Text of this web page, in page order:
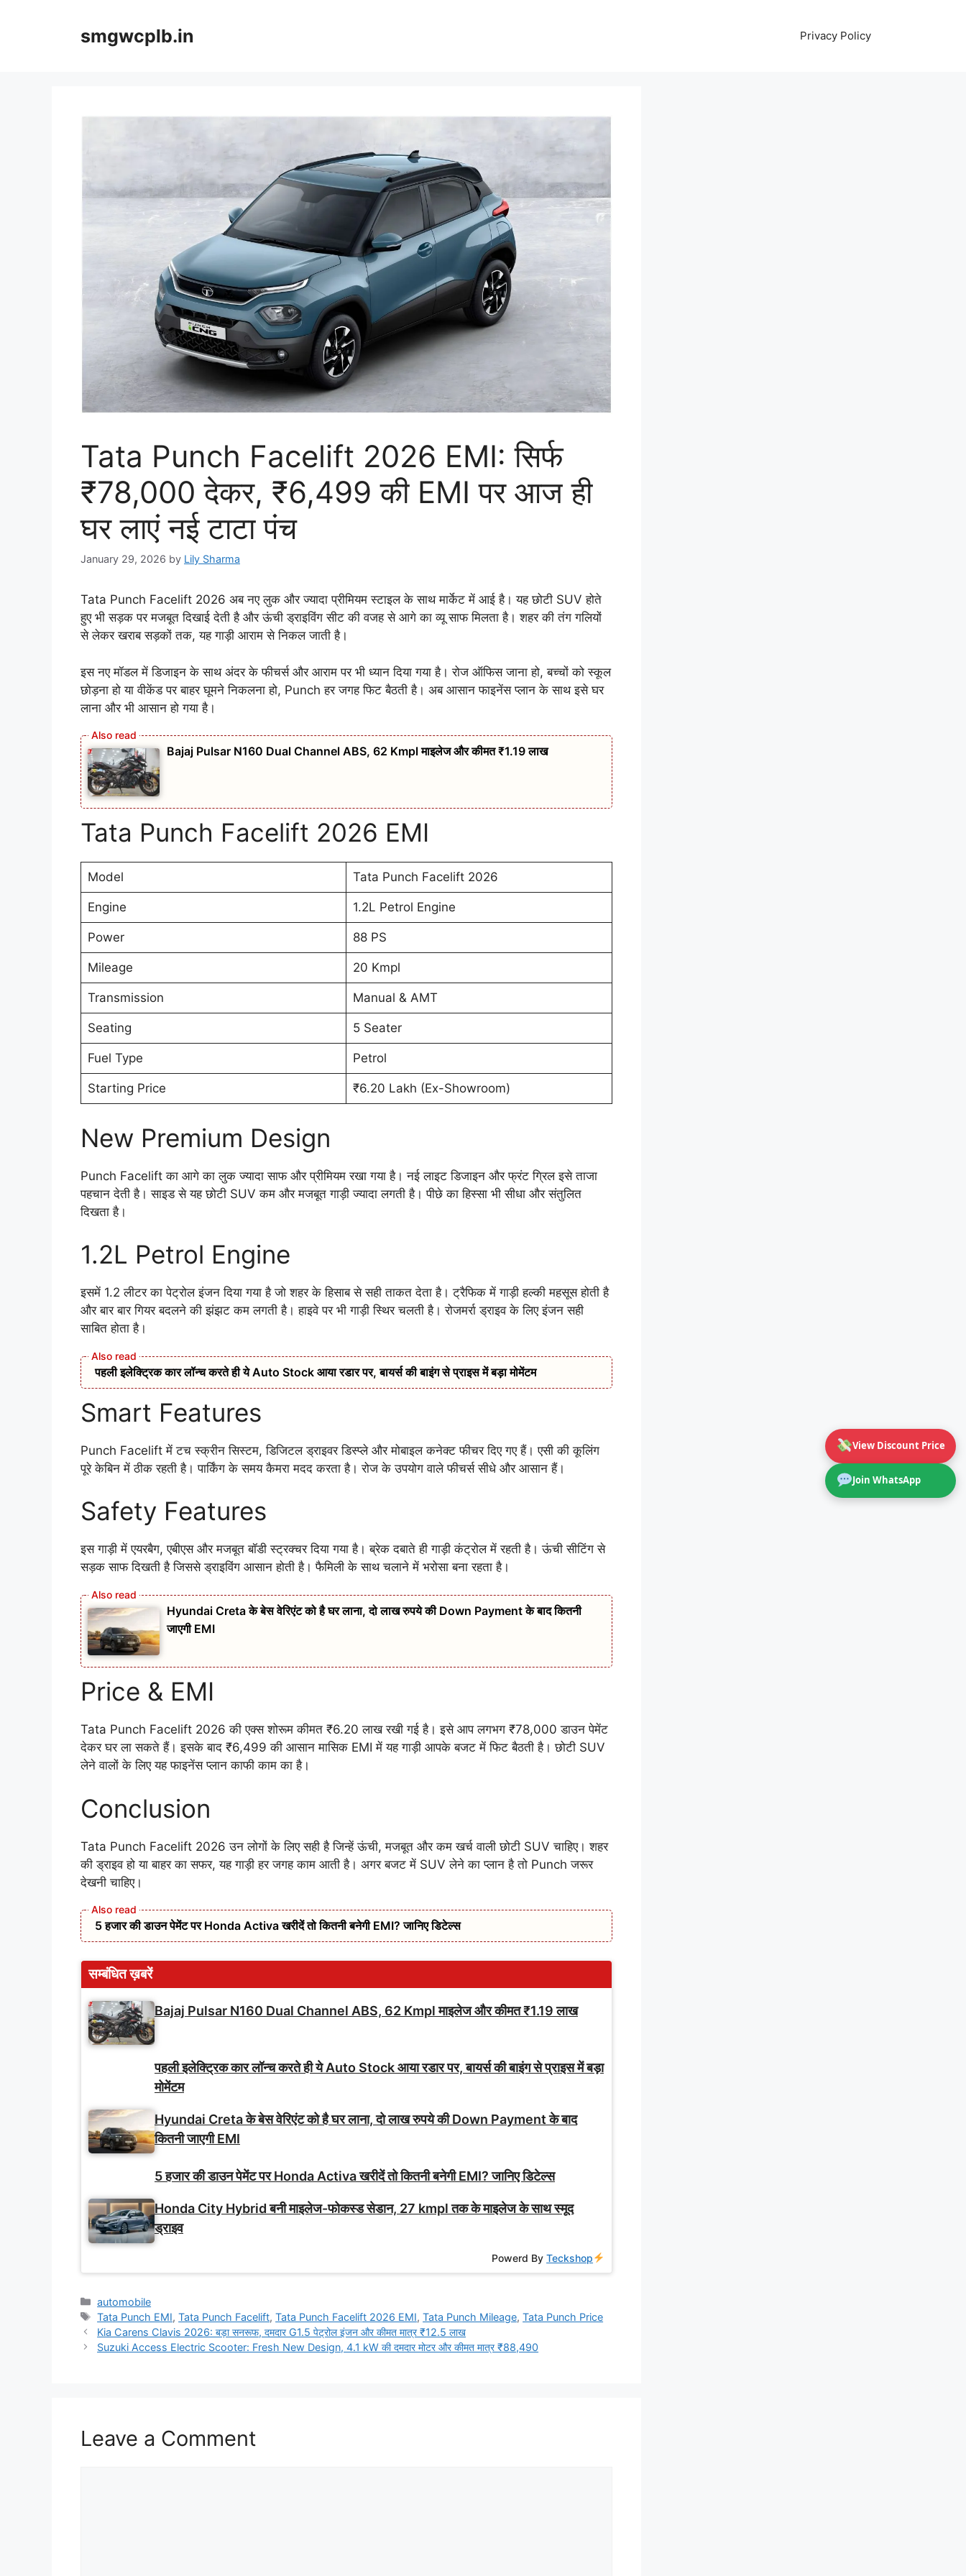
View Discount Price
Join WhatsApp
smgwcplb.in Privacy Policy
Tata Punch Facelift 2026 EMI: सिर्फ
₹78,000 देकर, ₹6,499 की EMI पर आज ही
घर लाएं नई टाटा पंच
January 29, 2026 by Lily Sharma
Tata Punch Facelift 2026 अब नए लुक और ज्यादा प्रीमियम स्टाइल के साथ मार्केट में आई है। यह छोटी SUV होते
हुए भी सड़क पर मजबूत दिखाई देती है और ऊंची ड्राइविंग सीट की वजह से आगे का व्यू साफ मिलता है। शहर की तंग गलियों
से लेकर खराब सड़कों तक, यह गाड़ी आराम से निकल जाती है।
इस नए मॉडल में डिजाइन के साथ अंदर के फीचर्स और आराम पर भी ध्यान दिया गया है। रोज ऑफिस जाना हो, बच्चों को स्कूल
छोड़ना हो या वीकेंड पर बाहर घूमने निकलना हो, Punch हर जगह फिट बैठती है। अब आसान फाइनेंस प्लान के साथ इसे घर
लाना और भी आसान हो गया है।
Bajaj Pulsar N160 Dual Channel ABS, 62 Kmpl माइलेज और कीमत ₹1.19 लाख
Tata Punch Facelift 2026 EMI
Model Tata Punch Facelift 2026
Engine 1.2L Petrol Engine
Power 88 PS
Mileage 20 Kmpl
Transmission Manual & AMT
Seating 5 Seater
Fuel Type Petrol
Starting Price ₹6.20 Lakh (Ex-Showroom)
New Premium Design
Punch Facelift का आगे का लुक ज्यादा साफ और प्रीमियम रखा गया है। नई लाइट डिजाइन और फ्रंट ग्रिल इसे ताजा
पहचान देती है। साइड से यह छोटी SUV कम और मजबूत गाड़ी ज्यादा लगती है। पीछे का हिस्सा भी सीधा और संतुलित
दिखता है।
1.2L Petrol Engine
इसमें 1.2 लीटर का पेट्रोल इंजन दिया गया है जो शहर के हिसाब से सही ताकत देता है। ट्रैफिक में गाड़ी हल्की महसूस होती है
और बार बार गियर बदलने की झंझट कम लगती है। हाइवे पर भी गाड़ी स्थिर चलती है। रोजमर्रा ड्राइव के लिए इंजन सही
साबित होता है।
पहली इलेक्ट्रिक कार लॉन्च करते ही ये Auto Stock आया रडार पर, बायर्स की बाइंग से प्राइस में बड़ा मोमेंटम
Smart Features
Punch Facelift में टच स्क्रीन सिस्टम, डिजिटल ड्राइवर डिस्प्ले और मोबाइल कनेक्ट फीचर दिए गए हैं। एसी की कूलिंग
पूरे केबिन में ठीक रहती है। पार्किंग के समय कैमरा मदद करता है। रोज के उपयोग वाले फीचर्स सीधे और आसान हैं।
Safety Features
इस गाड़ी में एयरबैग, एबीएस और मजबूत बॉडी स्ट्रक्चर दिया गया है। ब्रेक दबाते ही गाड़ी कंट्रोल में रहती है। ऊंची सीटिंग से
सड़क साफ दिखती है जिससे ड्राइविंग आसान होती है। फैमिली के साथ चलाने में भरोसा बना रहता है।
Hyundai Creta के बेस वेरिएंट को है घर लाना, दो लाख रुपये की Down Payment के बाद कितनी
जाएगी EMI
Price & EMI
Tata Punch Facelift 2026 की एक्स शोरूम कीमत ₹6.20 लाख रखी गई है। इसे आप लगभग ₹78,000 डाउन पेमेंट
देकर घर ला सकते हैं। इसके बाद ₹6,499 की आसान मासिक EMI में यह गाड़ी आपके बजट में फिट बैठती है। छोटी SUV
लेने वालों के लिए यह फाइनेंस प्लान काफी काम का है।
Conclusion
Tata Punch Facelift 2026 उन लोगों के लिए सही है जिन्हें ऊंची, मजबूत और कम खर्च वाली छोटी SUV चाहिए। शहर
की ड्राइव हो या बाहर का सफर, यह गाड़ी हर जगह काम आती है। अगर बजट में SUV लेने का प्लान है तो Punch जरूर
देखनी चाहिए।
5 हजार की डाउन पेमेंट पर Honda Activa खरीदें तो कितनी बनेगी EMI? जानिए डिटेल्स
सम्बंधित ख़बरें
Bajaj Pulsar N160 Dual Channel ABS, 62 Kmpl माइलेज और कीमत ₹1.19 लाख
पहली इलेक्ट्रिक कार लॉन्च करते ही ये Auto Stock आया रडार पर, बायर्स की बाइंग से प्राइस में बड़ा
मोमेंटम
Hyundai Creta के बेस वेरिएंट को है घर लाना, दो लाख रुपये की Down Payment के बाद
कितनी जाएगी EMI
5 हजार की डाउन पेमेंट पर Honda Activa खरीदें तो कितनी बनेगी EMI? जानिए डिटेल्स
Honda City Hybrid बनी माइलेज-फोकस्ड सेडान, 27 kmpl तक के माइलेज के साथ स्मूद
ड्राइव
Powerd ByTeckshop
Categories
automobile
Tags
Tata Punch EMI,Tata Punch Facelift,Tata Punch Facelift 2026 EMI,Tata Punch Mileage,Tata Punch Price
Kia Carens Clavis 2026: बड़ा सनरूफ, दमदार G1.5 पेट्रोल इंजन और कीमत मात्र ₹12.5 लाख
Suzuki Access Electric Scooter: Fresh New Design, 4.1 kW की दमदार मोटर और कीमत मात्र ₹88,490
Leave a Comment